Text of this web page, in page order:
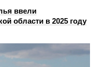
ввели
области в 2025 году